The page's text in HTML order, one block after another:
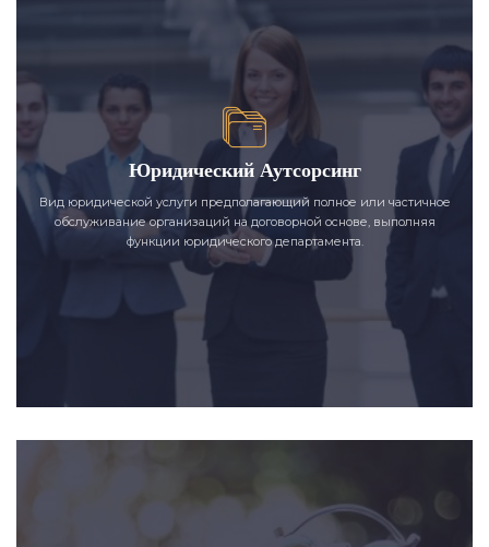
Юридический Аутсорсинг
Вид юридической услуги предполагающий полное или частичное
обслуживание организаций на договорной основе, выполняя
функции юридического департамента.